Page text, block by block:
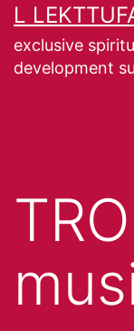
L
exclusive
development